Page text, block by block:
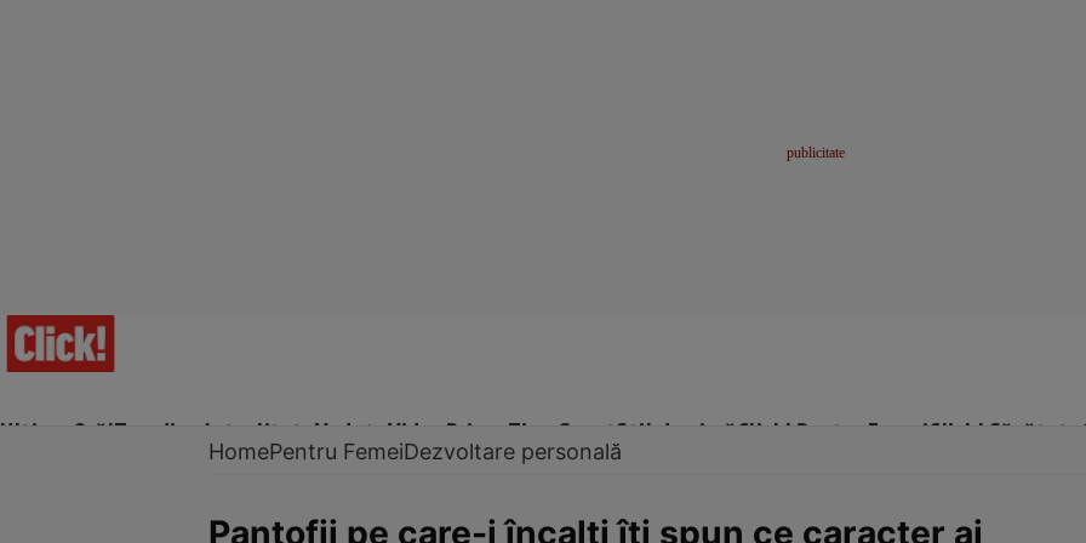
Ultima Oră!Trending Actualitate Vedete Video Prime Time SportStil de viațăClick! Pentru FemeiClick! Sănătate
HomePentru FemeiDezvoltare personală
Pantofii pe care-i încalţi îţi spun ce caracter ai